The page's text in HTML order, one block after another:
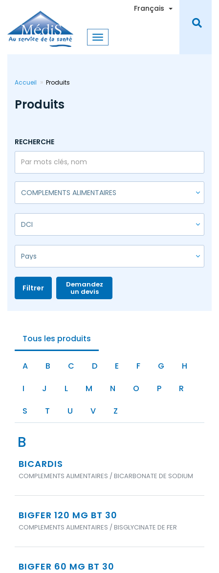
contenu
principal
Français Toggle
Accueil Produits
Produits
RECHERCHE
Filtrer
Tous les produits
A B C D E F G
H
I
J L M N O P
R
S
T U V Z
B
BICARDIS
COMPLEMENTS ALIMENTAIRES / BICARBONATE DE SODIUM
BIGFER 120 MG BT 30
COMPLEMENTS ALIMENTAIRES / BISGLYCINATE DE FER
BIGFER 60 MG BT 30
Demandez
un devis